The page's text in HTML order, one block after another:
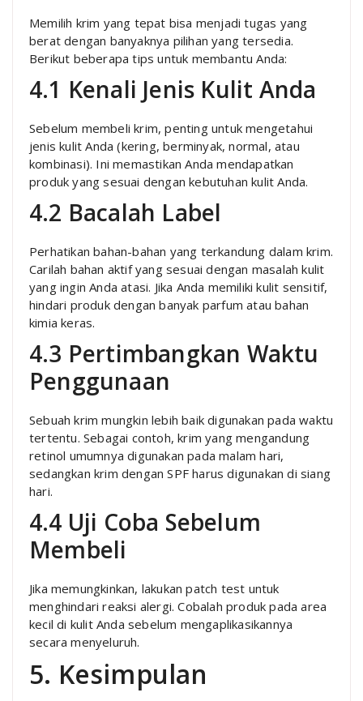
Memilih krim yang tepat bisa menjadi tugas yang
berat dengan banyaknya pilihan yang tersedia.
Berikut beberapa tips untuk membantu Anda:
4.1 Kenali Jenis Kulit Anda
Sebelum membeli krim, penting untuk mengetahui
jenis kulit Anda (kering, berminyak, normal, atau
kombinasi). Ini memastikan Anda mendapatkan
produk yang sesuai dengan kebutuhan kulit Anda.
4.2 Bacalah Label
Perhatikan bahan-bahan yang terkandung dalam krim.
Carilah bahan aktif yang sesuai dengan masalah kulit
yang ingin Anda atasi. Jika Anda memiliki kulit sensitif,
hindari produk dengan banyak parfum atau bahan
kimia keras.
4.3 Pertimbangkan Waktu
Penggunaan
Sebuah krim mungkin lebih baik digunakan pada waktu
tertentu. Sebagai contoh, krim yang mengandung
retinol umumnya digunakan pada malam hari,
sedangkan krim dengan SPF harus digunakan di siang
hari.
4.4 Uji Coba Sebelum
Membeli
Jika memungkinkan, lakukan patch test untuk
menghindari reaksi alergi. Cobalah produk pada area
kecil di kulit Anda sebelum mengaplikasikannya
secara menyeluruh.
5. Kesimpulan